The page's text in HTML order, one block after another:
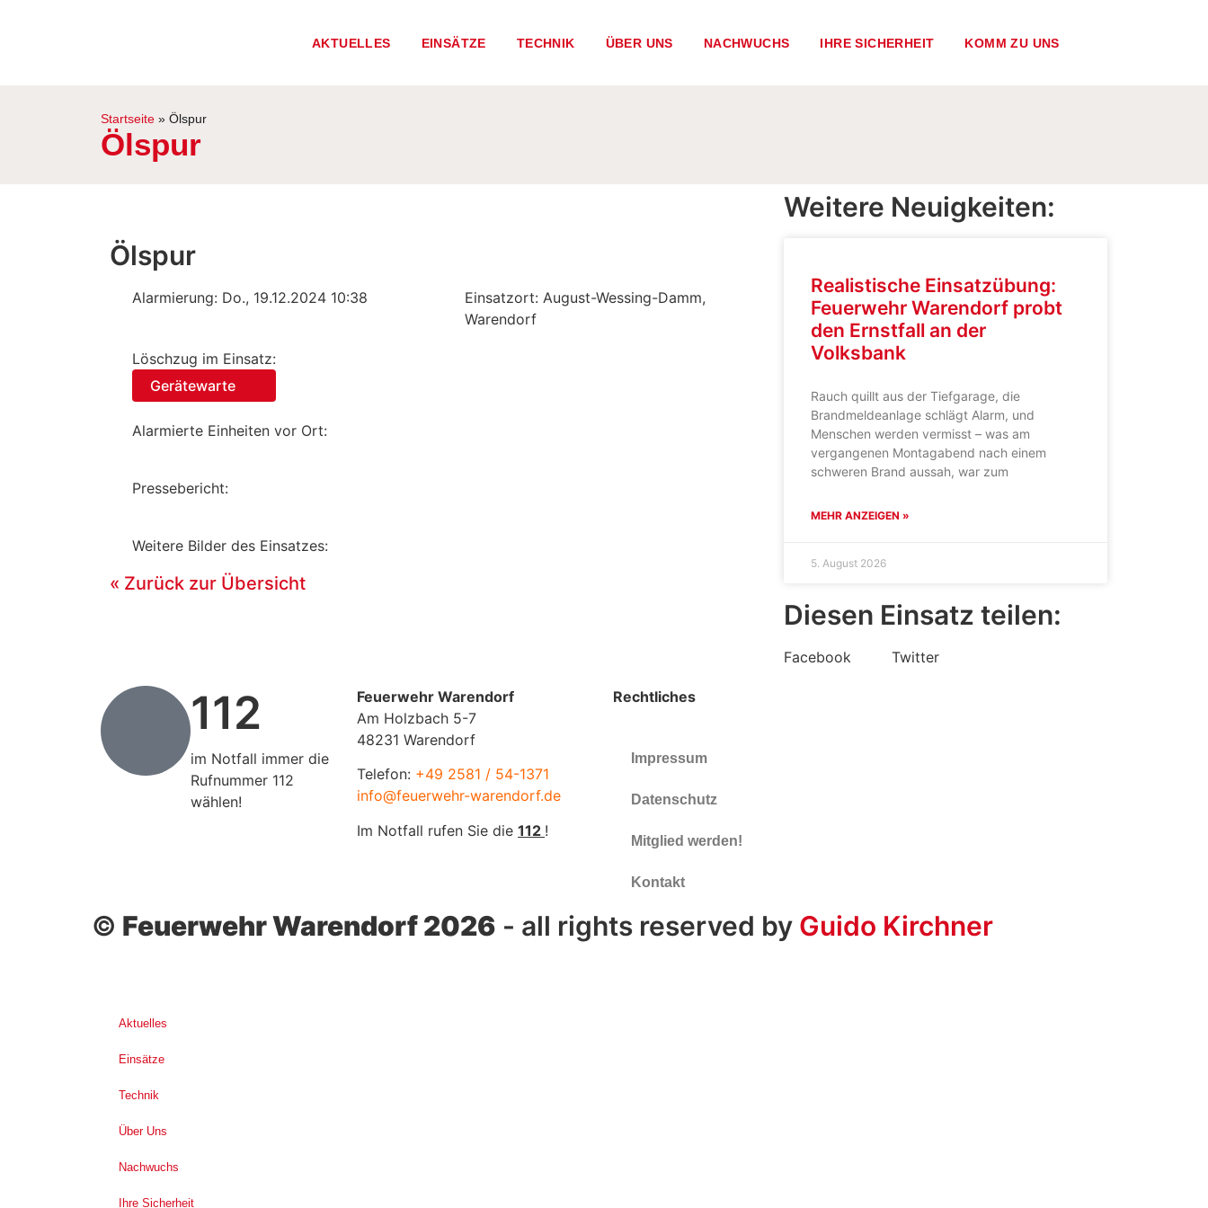
AKTUELLES EINSÄTZE TECHNIK ÜBER UNS NACHWUCHS IHRE SICHERHEIT KOMM ZU UNS
Startseite » Ölspur
Ölspur
Ölspur
Alarmierung: Do., 19.12.2024 10:38
Einsatzort: August-Wessing-Damm,
Warendorf
Löschzug im Einsatz:
Gerätewarte
Alarmierte Einheiten vor Ort:
Pressebericht:
Weitere Bilder des Einsatzes:
« Zurück zur Übersicht
Weitere Neuigkeiten:
Realistische Einsatzübung:
Feuerwehr Warendorf probt
den Ernstfall an der
Volksbank
Rauch quillt aus der Tiefgarage, die
Brandmeldeanlage schlägt Alarm, und
Menschen werden vermisst – was am
vergangenen Montagabend nach einem
schweren Brand aussah, war zum
MEHR ANZEIGEN »
5. August 2026
Diesen Einsatz teilen:
Facebook Twitter
112
im Notfall immer die
Rufnummer 112
wählen!
Feuerwehr Warendorf
Am Holzbach 5-7
48231 Warendorf
Telefon: +49 2581 / 54-1371
info@feuerwehr-warendorf.de
Im Notfall rufen Sie die 112 !
Rechtliches
Impressum
Datenschutz
Mitglied werden!
Kontakt
© Feuerwehr Warendorf 2026 - all rights reserved by Guido Kirchner
Aktuelles
Einsätze
Technik
Über Uns
Nachwuchs
Ihre Sicherheit